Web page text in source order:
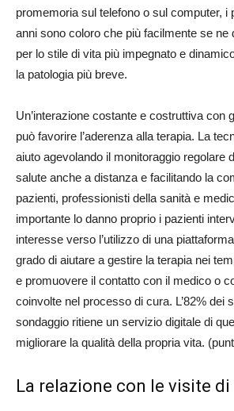
promemoria sul telefono o sul computer, i
anni sono coloro che più facilmente se ne
per lo stile di vita più impegnato e
la patologia più breve.
Un’interazione costante e costruttiva con
può favorire l’aderenza alla terapia. La
aiuto agevolando il monitoraggio regolare
salute anche a distanza e facilitando la
pazienti, professionisti della sanità e
importante lo danno proprio i pazienti
interesse verso l’utilizzo di una
grado di aiutare a gestire la terapia nei
e promuovere il contatto con il medico o
coinvolte nel processo di cura. L’82% dei
sondaggio ritiene un servizio digitale di
migliorare la qualità della propria vita.
La relazione con le visite